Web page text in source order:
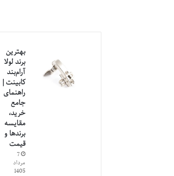
بهترین
برند لولا
آرام‌بند
کابینت |
راهنمای
جامع
خرید،
مقایسه
برندها و
قیمت
7
مرداد
1405